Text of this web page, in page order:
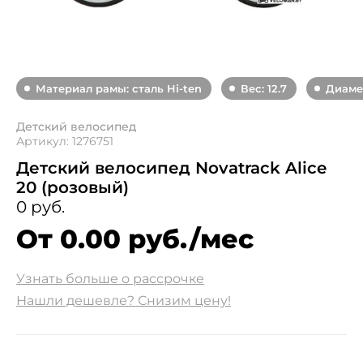
Материал рамы: сталь Hi-ten Вес: 12.7
Детский велосипед
Артикул: 1276751
Детский велосипед Novatrack Alice
20 (розовый)
0 руб.
От 0.00 руб./мес
Узнать больше о рассрочке
Нашли дешевле? Снизим цену!